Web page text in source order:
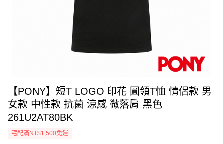
【PONY】短T LOGO 印花 圓領T恤 情侶款 男
女款 中性款 抗菌 涼感 微落肩 黑色
261U2AT80BK
宅配滿NT$1,500免運